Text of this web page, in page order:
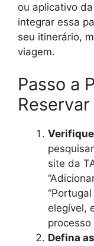
ou aplicativo
integrar essa
seu itinerário,
viagem.
Passo a
site da
elegível,
Defina